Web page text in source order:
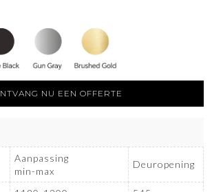
NU EEN OFFERTE
Aanpassing
min-max
Deuropening